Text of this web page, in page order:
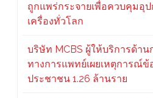
ถูกแพร่กระจายเพื่อควบคุมอุ
เครื่องทั่วโลก
บริษัท MCBS ผู้ให้บริการด้าน
ทางการแพทย์เผยเหตุการณ์
ประชาชน 1.26 ล้านราย